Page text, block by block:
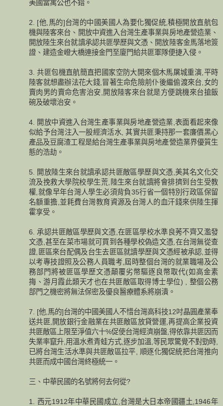
美國當寓公也不錯。
2. [他,馬的]台灣的中國美國人為要化獨促統,積極開放直航包
機與陸客來台、開放中資進入台灣生產事業與房地產營造業、
開放陸生來台就讀承認共匪學歷與文憑、開放陸客金馬落地簽
證、建造金嶝大橋連接金門至廈門給共匪軍隊便捷入侵。
3. 共匪包機直航簡直把國家空防大開來個木馬屠城重演,平時
陸客就想盡辦法花大錢,冒著生命危險前仆後繼偷渡來台,女的
賣肉男的賣命危害治安,開放陸客來台就是方便跳機來台搶飯
碗及破壞治安。
4. 開放中資進入台灣生產事業與房地產營造業,表面看起來像
似給予台灣注入一股經濟活水, 其實共匪秉持那一套廉價黑心
產品及豆腐渣工程是給台灣生產事業與房地產營造業界優質生
態的浩劫。
5. 開放陸生來台就讀承認共匪敵區學歷與文憑,美其名文化交
流及挽救大學院校學生荒,陸生來台就讀將會排擠到台生受教
權,就像早年台灣人學生必須背負35行省一個特別行政區保留
名額重擔,並耗費台灣教育資源及台灣人的血汗錢來供陸生揮
霍享受。
6. 承認共匪敵區學歷與文憑,在匪區學校水準良莠不齊又濫發
文憑,甚至在菜市場就可買到各種學校偽造文憑,在台灣無從查
證,匪區來台配偶及台生去匪區就讀學歷與文憑經被承認,並得
以考專技證照及公務人員職考,屆時整個台灣的就業職場及公
務部門將被匪區學歷文憑顛覆劣幣驅逐良幣取代(如高金素
挴、游月霞此類天才也在共匪敵區取得博士學位) , 整個公務
部門之機密將無法保密及優良醫療體系將崩潰。
7. [他,馬的]台灣的中國美國人不惜台灣高科技12吋晶圓產業奉
送共匪,開放銀行金融業在共匪敵區放貸營運,再提高企業投資
共匪敵區上限至淨值六十%促使台灣經濟崩盤,得依靠共匪因而
失業率竄升,用溫水煮青蛙方式,逐步加溫,等民眾驚覺不對勁時,
已將台灣生活水準與共匪敵區拉平, 順逐化獨促統把台灣推向
共匪而成中國台灣終極統一。
三、中華民國的名號將何去何從?
1. 西元1912年中華民國成立,台灣是大日本帝國疆土,1946年